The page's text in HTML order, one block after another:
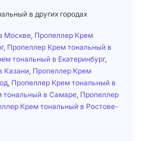
в других городах
Москве Пропеллер Крем
, Пропеллер Крем тональный в
тональный в Екатеринбург,
Казани Пропеллер Крем
Пропеллер Крем тональный в
тональный в Самаре Пропеллер
Крем тональный в Ростове-